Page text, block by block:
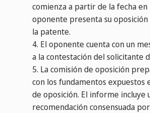
comienza a partir de la fecha en
oponente presenta su
la patente.
4. El oponente cuenta con un
a la contestación del solicitante
5. La comisión de oposición
con los fundamentos expuestos
de oposición. El informe incluye
recomendación consensuada